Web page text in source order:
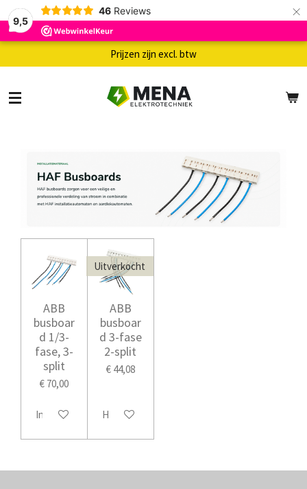
9,5
46 Reviews ×
Prijzen zijn excl. btw
ABB
busboar
d 1/3-
fase, 3-
split
€ 70,00
In winkelwagen
Uitverkocht
ABB
busboar
d 3-fase
2-split
€ 44,08
Houd mij op de hoogte